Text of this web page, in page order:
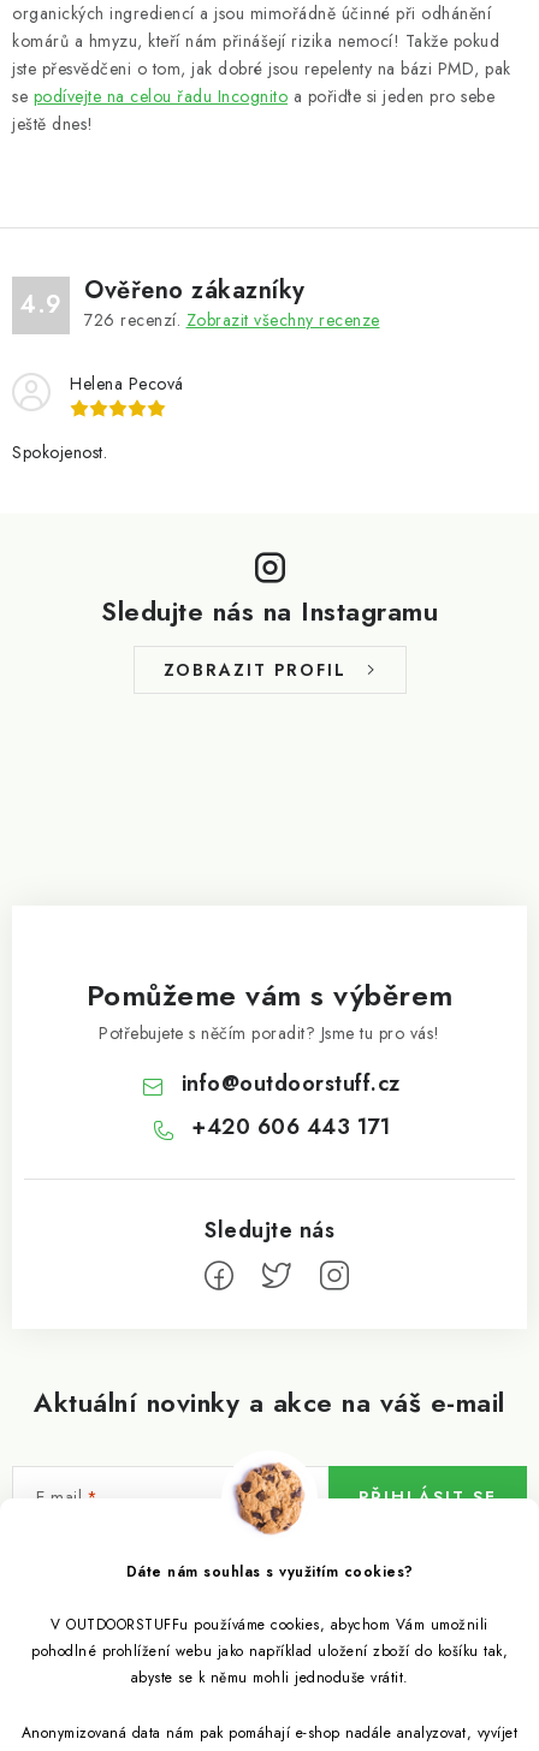
Dáte nám souhlas s využitím cookies?
V OUTDOORSTUFFu používáme cookies, abychom Vám umožnili
pohodlné prohlížení webu jako například uložení zboží do košíku tak,
abyste se k němu mohli jednoduše vrátit.
Anonymizovaná data nám pak pomáhají e-shop nadále analyzovat, vyvíjet
organických ingrediencí a jsou mimořádně účinné při odhánění
komárů a hmyzu, kteří nám přinášejí rizika nemocí! Takže pokud
jste přesvědčeni o tom, jak dobré jsou repelenty na bázi PMD, pak
se podívejte na celou řadu Incognito a pořiďte si jeden pro sebe
ještě dnes!
4.9 Ověřeno zákazníky
726 recenzí. Zobrazit všechny recenze
Helena Pecová
Spokojenost.
Sledujte nás na Instagramu
ZOBRAZIT PROFIL
Aktuální novinky a akce na váš e-mail
E-mail
Vložením e-mailu souhlasíte spodmínkami ochrany osobních údajů
PŘIHLÁSIT SE
Pomůžeme vám s výběrem
Potřebujete s něčím poradit? Jsme tu pro vás!
info@outdoorstuff.cz
+420 606 443 171
Informace pro vás
Outdoor blog
Věrnostní program